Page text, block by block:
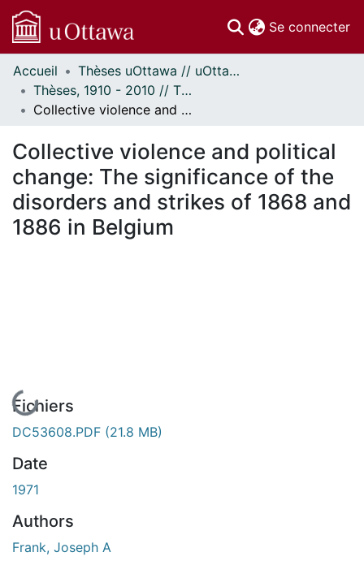
Se connecter
Communautés
et collections
Parcourir
À propos
Accueil
Thèses uOttawa // uOttawa Theses
Thèses, 1910 - 2010 // Theses, 1910 - 2010
Collective violence and political change: The significance of the disorders and strikes of 1868 and 1886 in Belgium
Collective violence and political
change: The significance of the
disorders and strikes of 1868 and
1886 in Belgium
En cours de chargement...
Fichiers
DC53608.PDF (21.8 MB)
Date
1971
Authors
Frank, Joseph A